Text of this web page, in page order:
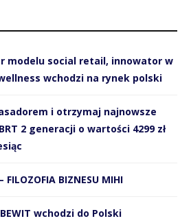
modelu social retail, innowator w
wchodzi na rynek polski
i otrzymaj najnowsze
2 generacji o wartości 4299 zł
FILOZOFIA BIZNESU MIHI
wchodzi do Polski